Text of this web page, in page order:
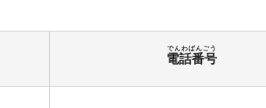
電話番号
でんわばんごう